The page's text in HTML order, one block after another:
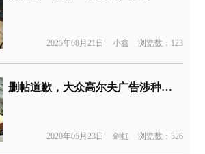
2025年08月21日 小鑫 浏览数：123
删帖道歉，大众高尔夫广告涉种族歧视
2020年05月23日 剑虹 浏览数：526